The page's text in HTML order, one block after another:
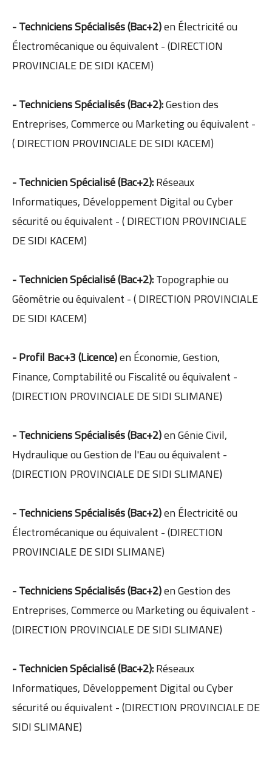
- Techniciens Spécialisés (Bac+2)en Électricité ou
Électromécanique ou équivalent - (DIRECTION
PROVINCIALE DE SIDI KACEM)
- Techniciens Spécialisés (Bac+2):Gestion des
Entreprises, Commerce ou Marketing ou équivalent -
( DIRECTION PROVINCIALE DE SIDI KACEM)
- Technicien Spécialisé (Bac+2):Réseaux
Informatiques, Développement Digital ou Cyber
sécurité ou équivalent - ( DIRECTION PROVINCIALE
DE SIDI KACEM)
- Technicien Spécialisé (Bac+2):Topographie ou
Géométrie ou équivalent - ( DIRECTION PROVINCIALE
DE SIDI KACEM)
- Profil Bac+3 (Licence)en Économie, Gestion,
Finance, Comptabilité ou Fiscalité ou équivalent -
(DIRECTION PROVINCIALE DE SIDI SLIMANE)
- Techniciens Spécialisés (Bac+2)en Génie Civil,
Hydraulique ou Gestion de l'Eau ou équivalent -
(DIRECTION PROVINCIALE DE SIDI SLIMANE)
- Techniciens Spécialisés (Bac+2)en Électricité ou
Électromécanique ou équivalent - (DIRECTION
PROVINCIALE DE SIDI SLIMANE)
- Techniciens Spécialisés (Bac+2)en Gestion des
Entreprises, Commerce ou Marketing ou équivalent -
(DIRECTION PROVINCIALE DE SIDI SLIMANE)
- Technicien Spécialisé (Bac+2):Réseaux
Informatiques, Développement Digital ou Cyber
sécurité ou équivalent - (DIRECTION PROVINCIALE DE
SIDI SLIMANE)